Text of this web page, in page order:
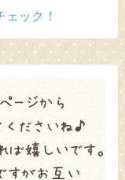
ック！